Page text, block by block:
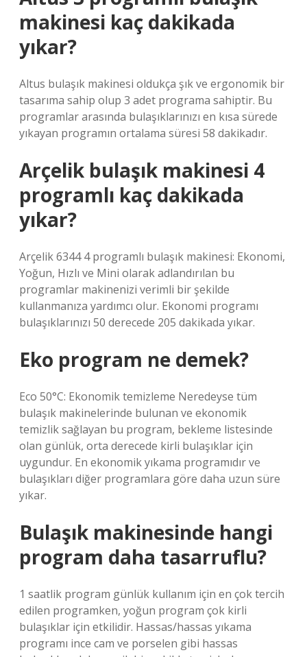
makinesi kaç dakikada
yıkar?
Altus bulaşık makinesi oldukça şık ve ergonomik bir
tasarıma sahip olup 3 adet programa sahiptir. Bu
programlar arasında bulaşıklarınızı en kısa sürede
yıkayan programın ortalama süresi 58 dakikadır.
Arçelik bulaşık makinesi 4
programlı kaç dakikada
yıkar?
Arçelik 6344 4 programlı bulaşık makinesi: Ekonomi,
Yoğun, Hızlı ve Mini olarak adlandırılan bu
programlar makinenizi verimli bir şekilde
kullanmanıza yardımcı olur. Ekonomi programı
bulaşıklarınızı 50 derecede 205 dakikada yıkar.
Eko program ne demek?
Eco 50°C: Ekonomik temizleme Neredeyse tüm
bulaşık makinelerinde bulunan ve ekonomik
temizlik sağlayan bu program, bekleme listesinde
olan günlük, orta derecede kirli bulaşıklar için
uygundur. En ekonomik yıkama programıdır ve
bulaşıkları diğer programlara göre daha uzun süre
yıkar.
Bulaşık makinesinde hangi
program daha tasarruflu?
1 saatlik program günlük kullanım için en çok tercih
edilen programken, yoğun program çok kirli
bulaşıklar için etkilidir. Hassas/hassas yıkama
programı ince cam ve porselen gibi hassas